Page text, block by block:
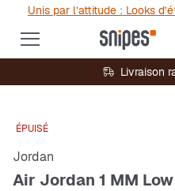
Unis par l’attitude : Looks
Livraison
ÉPUISÉ
Jordan
Air Jordan 1 MM